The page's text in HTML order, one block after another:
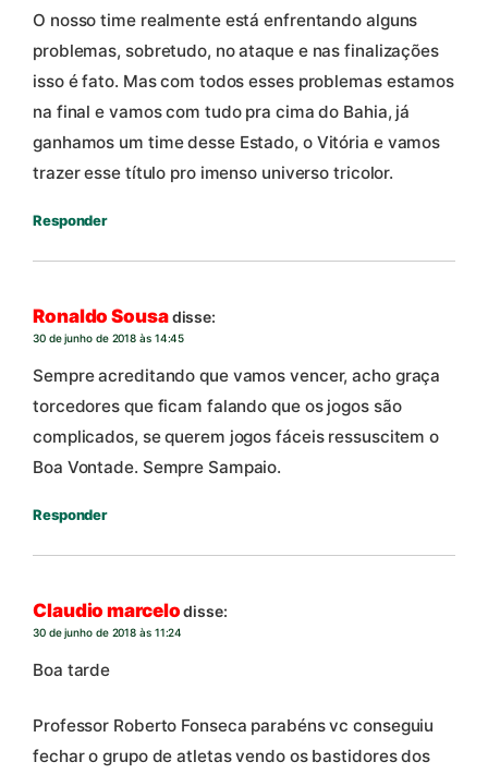
O nosso time realmente está enfrentando alguns
problemas, sobretudo, no ataque e nas finalizações
isso é fato. Mas com todos esses problemas estamos
na final e vamos com tudo pra cima do Bahia, já
ganhamos um time desse Estado, o Vitória e vamos
trazer esse título pro imenso universo tricolor.
Responder
Ronaldo Sousadisse:
30 de junho de 2018 às 14:45
Sempre acreditando que vamos vencer, acho graça
torcedores que ficam falando que os jogos são
complicados, se querem jogos fáceis ressuscitem o
Boa Vontade. Sempre Sampaio.
Responder
Claudio marcelo disse:
30 de junho de 2018 às 11:24
Boa tarde
Professor Roberto Fonseca parabéns vc conseguiu
fechar o grupo de atletas vendo os bastidores dos